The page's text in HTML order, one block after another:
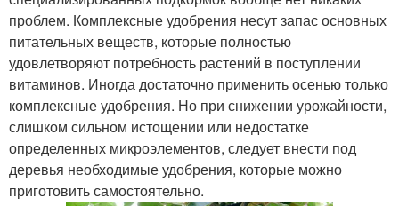
проблем. Комплексные удобрения несут запас основных
питательных веществ, которые полностью
удовлетворяют потребность растений в поступлении
витаминов. Иногда достаточно применить осенью только
комплексные удобрения. Но при снижении урожайности,
слишком сильном истощении или недостатке
определенных микроэлементов, следует внести под
деревья необходимые удобрения, которые можно
приготовить самостоятельно.